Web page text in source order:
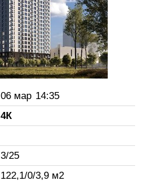
06 мар 14:35
4К
3/25
122,1/0/3,9 м2